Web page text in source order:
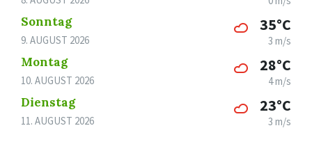
Sonntag
9. AUGUST 2026
35°C
3 m/s
Montag
10. AUGUST 2026
28°C
4 m/s
Dienstag
11. AUGUST 2026
23°C
3 m/s